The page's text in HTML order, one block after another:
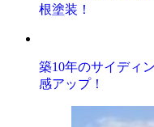
根塗装！
築10年のサイディ
感アップ！